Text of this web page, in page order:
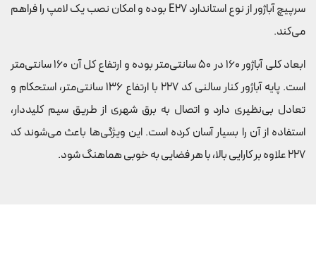
سرپیچ آباژور از نوع استاندارد E27 بوده و امکان نصب یک لامپ را فراهم
می‌کند.
ابعاد کلی آباژور 160 در 50 سانتی‌متر بوده و ارتفاع کل آن 160 سانتی‌متر
است. پایه آباژور کنار سالنی کد 227 با ارتفاع 136 سانتی‌متر، استحکام و
تعادل بی‌نظیری دارد و اتصال به برق شهری از طریق سیم کلیددار،
استفاده از آن را بسیار آسان کرده است. این ویژگی‌ها باعث می‌شوند کد
227 علاوه بر کارایی بالا، با هر فضایی به خوبی هماهنگ شود.